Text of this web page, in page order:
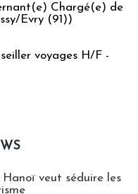
Chargé(e) de
Evry (91))
voyages H/F -
veut séduire les